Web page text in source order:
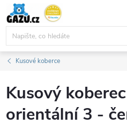
Přejít
obsah
Kusové koberce
Kusový
orientální 3 -